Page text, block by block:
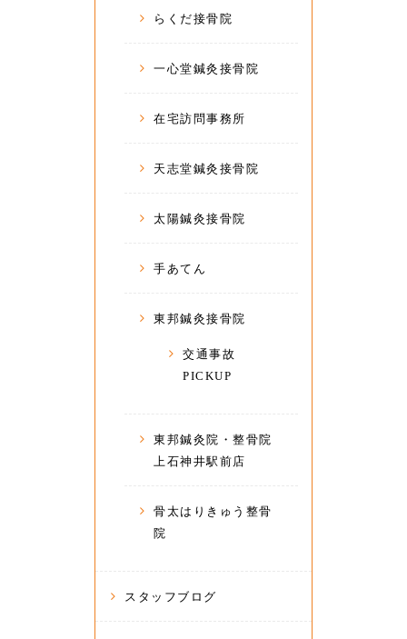
らくだ接骨院
一心堂鍼灸接骨院
在宅訪問事務所
天志堂鍼灸接骨院
太陽鍼灸接骨院
手あてん
東邦鍼灸接骨院
交通事故
PICKUP
東邦鍼灸院・整骨院
上石神井駅前店
骨太はりきゅう整骨
院
スタッフブログ